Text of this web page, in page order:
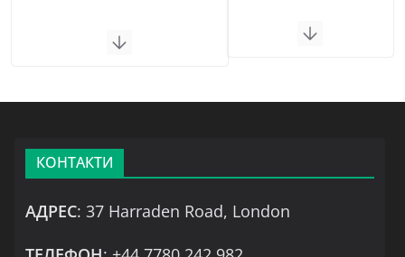
КОНТАКТИ
АДРЕС: 37 Harraden Road, London